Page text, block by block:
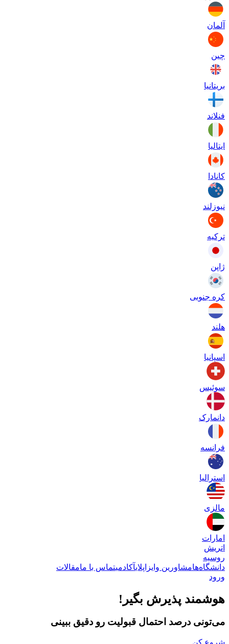
آلمان
چین
بریتانیا
فنلاند
ایتالیا
کانادا
نیوزلند
ترکیه
ژاپن
کره جنوبی
هلند
اسپانیا
سوئیس
دانمارک
فرانسه
استرالیا
مالزی
امارات
اتریش
روسیه
دانشگاه‌هامشاورین وایزاپلایآکادمیتماس با مامقالات
ورود
هوشمند پذیرش بگیر!
می‌تونی درصد احتمال قبولیت رو دقیق ببینی
شروع کن